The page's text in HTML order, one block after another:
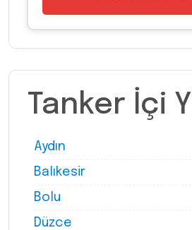
Tanker İçi
Aydın
Balıkesir
Bolu
Düzce